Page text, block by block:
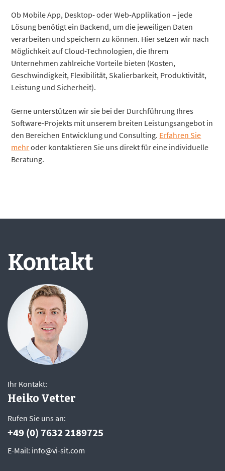
Ob Mobile App, Desktop- oder Web-Applikation – jede
Lösung benötigt ein Backend, um die jeweiligen Daten
verarbeiten und speichern zu können. Hier setzen wir nach
Möglichkeit auf Cloud-Technologien, die Ihrem
Unternehmen zahlreiche Vorteile bieten (Kosten,
Geschwindigkeit, Flexibilität, Skalierbarkeit, Produktivität,
Leistung und Sicherheit).
Gerne unterstützen wir sie bei der Durchführung Ihres
Software-Projekts mit unserem breiten Leistungsangebot in
den Bereichen Entwicklung und Consulting. Erfahren Sie
mehroder kontaktieren Sie uns direkt für eine individuelle
Beratung.
Kontakt
Ihr Kontakt:
Heiko Vetter
Rufen Sie uns an:
+49 (0) 7632 2189725
E-Mail: info@vi-sit.com